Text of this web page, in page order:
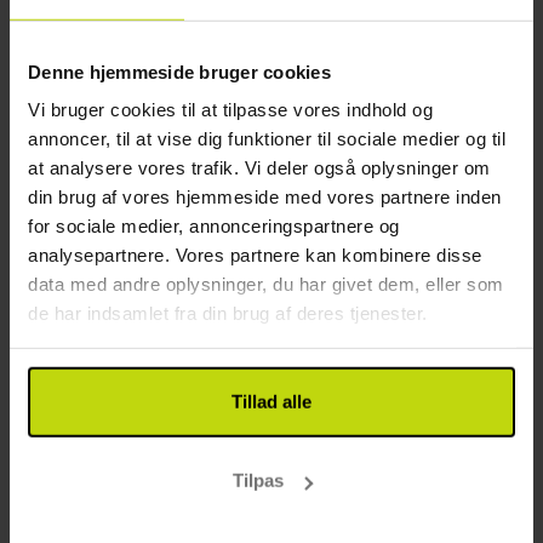
Denne hjemmeside bruger cookies
Vi bruger cookies til at tilpasse vores indhold og
annoncer, til at vise dig funktioner til sociale medier og til
at analysere vores trafik. Vi deler også oplysninger om
din brug af vores hjemmeside med vores partnere inden
for sociale medier, annonceringspartnere og
analysepartnere. Vores partnere kan kombinere disse
data med andre oplysninger, du har givet dem, eller som
de har indsamlet fra din brug af deres tjenester.
Tillad alle
Tilpas
at besøge det populære ”Glasriket”, hvor I kan
historie og har fremstillet mundblæst glas siden
1742, og det er en spændende proces, at at se med
egne øjne.
Hotellet er kontantfrit, så det er kun muligt at betale
med kreditkort. Der tilbydes gratis parkering og
under opholdet har I gratis adgang til trådløst
internet.
Værelser
Best Western Öjaby har 43 værelser fordelt mellem
hovedbygningen, godsbygningen og en tredje
bygning kaldet ’Rättaren’. I finder
nyrenoverede badeværelser med hårtørrere,
Gratis parkering
Wifi
Elevator
Restaurant
Restaurant
Restaurenten er lukket weekender: 21:00
Restauranten er åben weekender
Værelse
Værelser i stueetage
Kun slutrengøring inkluderet
Kundeanmeldelser